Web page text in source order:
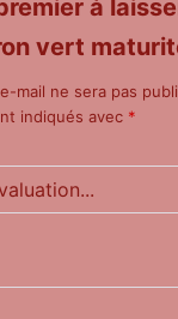
à
vert
mail ne sera pas
indiqués avec *